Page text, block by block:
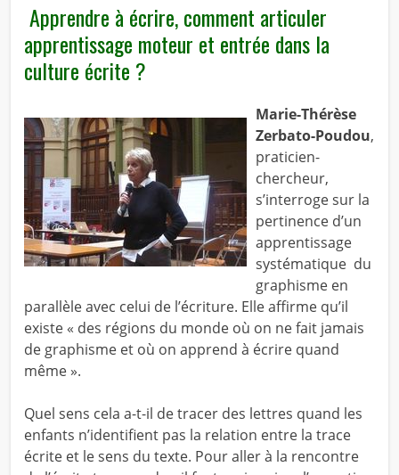
Apprendre à écrire, comment articuler
apprentissage moteur et entrée dans la
culture écrite ?
Marie-Thérèse
Zerbato-Poudou,
praticien-
chercheur,
s’interroge sur la
pertinence d’un
apprentissage
systématique du
graphisme en
parallèle avec celui de l’écriture. Elle affirme qu’il
existe « des régions du monde où on ne fait jamais
de graphisme et où on apprend à écrire quand
même ».
Quel sens cela a-t-il de tracer des lettres quand les
enfants n’identifient pas la relation entre la trace
écrite et le sens du texte. Pour aller à la rencontre